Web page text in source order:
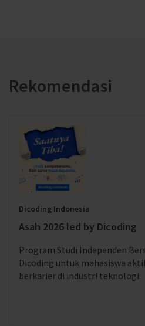
Rekomendasi
Dicoding Indonesia
Asah 2026 led by Dicoding
Program Studi Independen
Dicoding untuk mahasiswa
berkarier di industri teknologi.